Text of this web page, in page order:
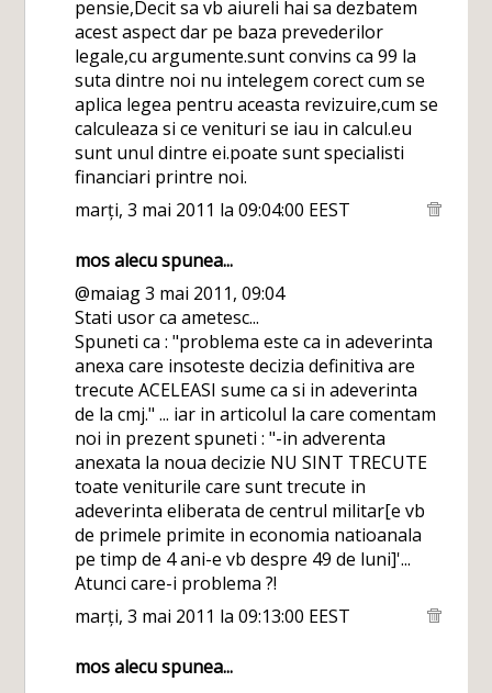
pensie,Decit sa vb aiureli hai sa dezbatem
acest aspect dar pe baza prevederilor
legale,cu argumente.sunt convins ca 99 la
suta dintre noi nu intelegem corect cum se
aplica legea pentru aceasta revizuire,cum se
calculeaza si ce venituri se iau in calcul.eu
sunt unul dintre ei.poate sunt specialisti
financiari printre noi.
marți, 3 mai 2011 la 09:04:00 EEST
mos alecuspunea...
@maiag 3 mai 2011, 09:04
Stati usor ca ametesc...
Spuneti ca : "problema este ca in adeverinta
anexa care insoteste decizia definitiva are
trecute ACELEASI sume ca si in adeverinta
de la cmj." ... iar in articolul la care comentam
noi in prezent spuneti : "-in adverenta
anexata la noua decizie NU SINT TRECUTE
toate veniturile care sunt trecute in
adeverinta eliberata de centrul militar[e vb
de primele primite in economia natioanala
pe timp de 4 ani-e vb despre 49 de luni]'...
Atunci care-i problema ?!
marți, 3 mai 2011 la 09:13:00 EEST
mos alecuspunea...